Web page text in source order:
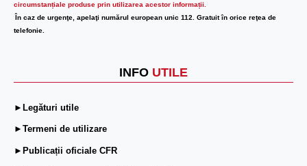
circumstanțiale produse prin utilizarea acestor informații.
În caz de urgenţe, apelaţi numărul european unic 112. Gratuit în orice reţea de
telefonie.
INFO UTILE
►Legături utile
►Termeni de utilizare
►Publicații oficiale CFR